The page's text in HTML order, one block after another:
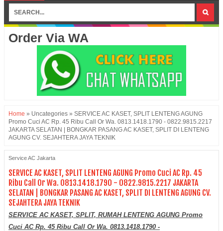
Order Via WA
Home » Uncategories » SERVICE AC KASET, SPLIT LENTENG AGUNG
Promo Cuci AC Rp. 45 Ribu Call Or Wa. 0813.1418.1790 - 0822.9815.2217
JAKARTA SELATAN | BONGKAR PASANG AC KASET, SPLIT DI LENTENG
AGUNG CV. SEJAHTERA JAYA TEKNIK
Service AC Jakarta
SERVICE AC KASET, SPLIT LENTENG AGUNG Promo Cuci AC Rp. 45
Ribu Call Or Wa. 0813.1418.1790 - 0822.9815.2217 JAKARTA
SELATAN | BONGKAR PASANG AC KASET, SPLIT DI LENTENG AGUNG CV.
SEJAHTERA JAYA TEKNIK
SERVICE AC KASET, SPLIT, RUMAH LENTENG AGUNG Promo
Cuci AC Rp. 45 Ribu Call Or Wa. 0813.1418.1790 -